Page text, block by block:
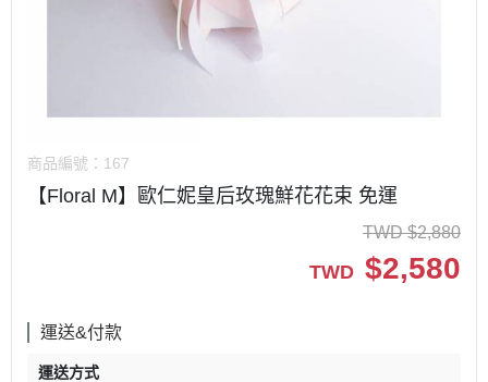
商品編號： 167
【Floral M】歐仁妮皇后玫瑰鮮花花束 免運
TWD $2,880
TWD $2,580
運送&付款
運送方式